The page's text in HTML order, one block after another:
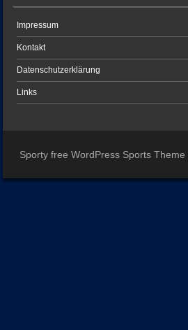
Impressum
Kontakt
Datenschutzerklärung
Links
Sporty free WordPress Sports Theme